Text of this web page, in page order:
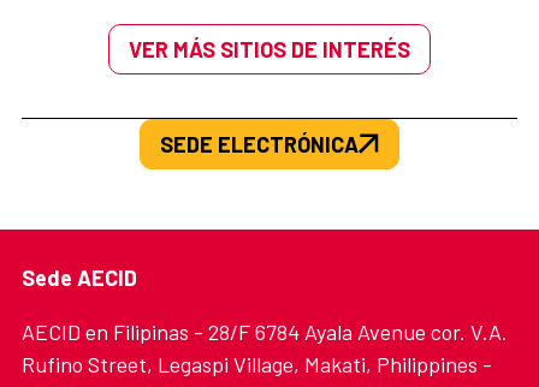
VER MÁS SITIOS DE INTERÉS
SEDE ELECTRÓNICA
Sede AECID
AECID en Filipinas - 28/F 6784 Ayala Avenue cor. V.A.
Rufino Street, Legaspi Village, Makati, Philippines -